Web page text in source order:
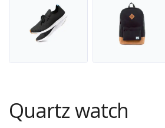
Quartz watch